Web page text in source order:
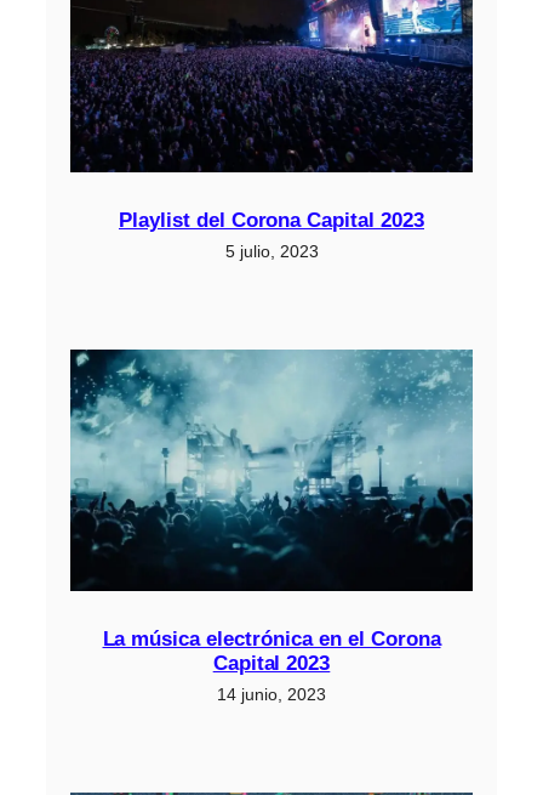
Playlist del Corona Capital 2023
5 julio, 2023
La música electrónica en el Corona
Capital 2023
14 junio, 2023